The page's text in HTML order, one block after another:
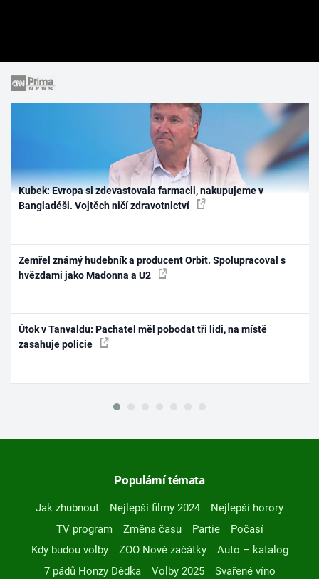
Kubek: Evropa si zdevastovala farmacii, nakupujeme v
Bangladéši. Vojtěch ničí zdravotnictví
Zemřel známý hudebník a producent Orbit. Spolupracoval s
hvězdami jako Madonna a U2
Útok v Tanvaldu: Pachatel měl pobodat tři lidi, na místě
zasahuje policie
Populární témata
Jak zhubnout Nejlepší filmy 2024
Nejlepší horory
TV program
Změna času Partie
Počasí
Kdy budou volby
ZOO Nové začátky
Auto – katalog
7 pádů Honzy Dědka
Volby 2025
Svařené víno